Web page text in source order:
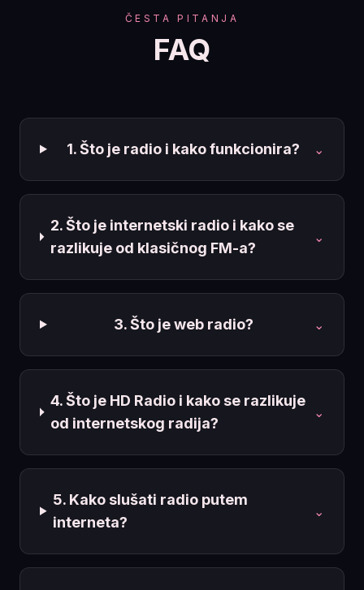
ČESTA PITANJA
FAQ
1. Što je radio i kako funkcionira? ⌄
2. Što je internetski radio i kako se
razlikuje od klasičnog FM-a?
⌄
3. Što je web radio? ⌄
4. Što je HD Radio i kako se razlikuje
od internetskog radija?
⌄
5. Kako slušati radio putem
interneta?
⌄